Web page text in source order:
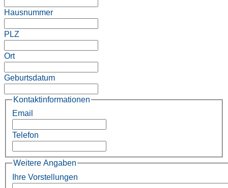
Hausnummer
PLZ
Ort
Geburtsdatum
Kontaktinformationen
Email
Telefon
Weitere Angaben
Ihre Vorstellungen